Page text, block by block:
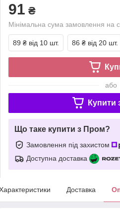
91 ₴
Мінімальна сума замовлення на
89 ₴ від 10 шт. 86 ₴ від 20 шт.
або
Купити
Що таке купити з Пром?
Замовлення під захистом
Доступна доставка
Доставка